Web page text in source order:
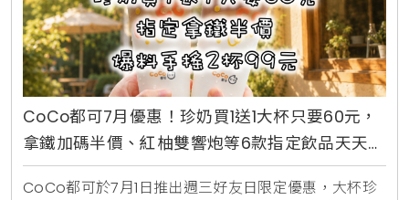
CoCo都可7月優惠！珍奶買1送1大杯只要60元，
拿鐵加碼半價、紅柚雙響炮等6款指定飲品天天2
杯99元
CoCo都可於7月1日推出週三好友日限定優惠，大杯珍